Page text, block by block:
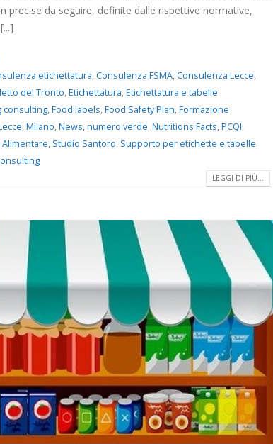
precise da seguire, definite dalle rispettive normative,
etichettatura,Consulenza FSMA,Consulenza Lecce,
del Tronto,Etichettatura,Etichettatura e tabelle
consulting,Food labels,Food Safety Plan,Formazione
,Milano,News,numero verde,Nutritions Facts,PCQI,
, Studio Santoro, Supporto per etichette e tabelle
LEGGI DI PIÙ...